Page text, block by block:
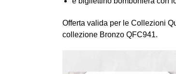
Offerta valida per le Collezioni
collezione Bronzo QFC941.